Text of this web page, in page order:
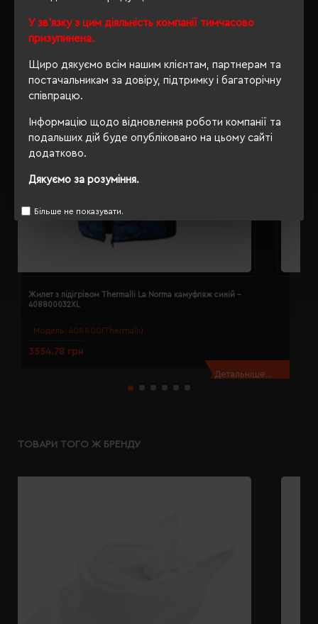
У зв'язку з цим діяльність компанії тимчасово
призупинена.
Щиро дякуємо всім нашим клієнтам, партнерам та
постачальникам за довіру, підтримку і багаторічну
співпрацю.
Інформацію щодо відновлення роботи компанії та
подальших дій буде опубліковано на цьому сайті
додатково.
Дякуємо за розуміння.
Більше не показувати.
Модель: 408800(Thermalli)
Жилет з підігрівом Thermalli La Norma камуфляж синій -
408800032XL
3554.78 грн
Детальніше...
ТОВАРИ ТОГО Ж БРЕНДУ